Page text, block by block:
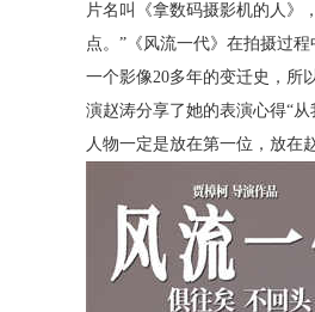
片名叫《拿数码摄影机的人》
点。”《风流一代》在拍摄过
一个影像20多年的变迁史，所
演赵涛分享了她的表演心得“
人物一定是放在第一位，放在